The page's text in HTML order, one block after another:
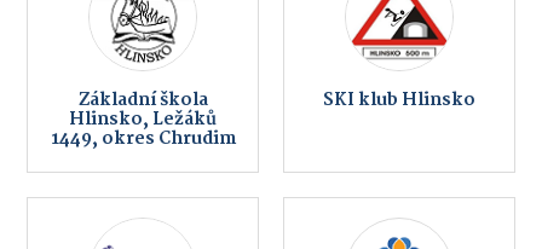
Základní škola
Hlinsko, Ležáků
1449, okres Chrudim
SKI klub Hlinsko